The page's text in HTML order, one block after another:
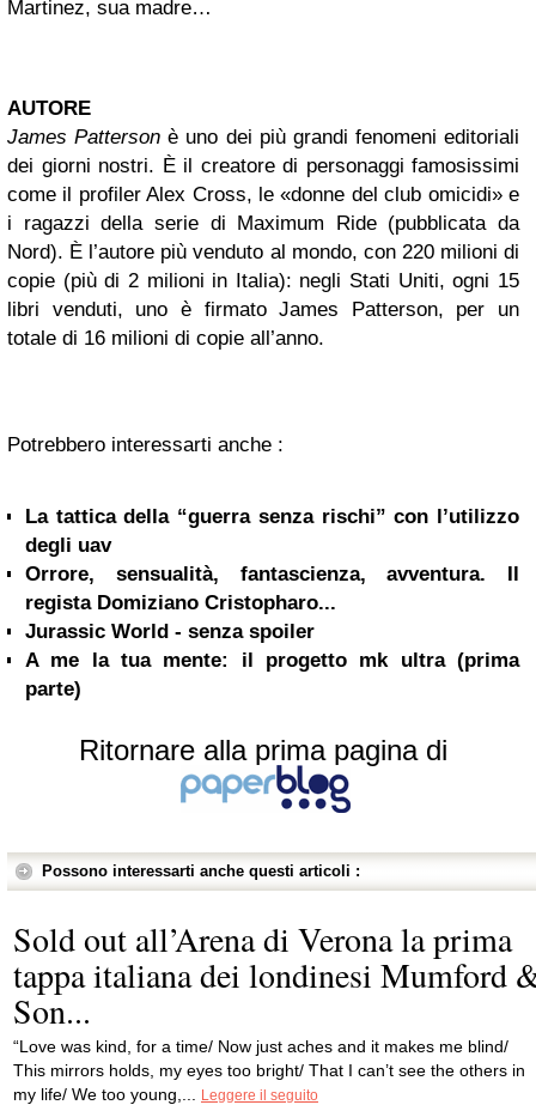
Martinez, sua madre…
AUTORE
James Patterson è uno dei più grandi fenomeni editoriali
dei giorni nostri. È il creatore di personaggi famosissimi
come il profiler Alex Cross, le «donne del club omicidi» e
i ragazzi della serie di Maximum Ride (pubblicata da
Nord). È l’autore più venduto al mondo, con 220 milioni di
copie (più di 2 milioni in Italia): negli Stati Uniti, ogni 15
libri venduti, uno è firmato James Patterson, per un
totale di 16 milioni di copie all’anno.
Potrebbero interessarti anche :
La tattica della “guerra senza rischi” con l’utilizzo
degli uav
Orrore, sensualità, fantascienza, avventura. Il
regista Domiziano Cristopharo...
Jurassic World - senza spoiler
A me la tua mente: il progetto mk ultra (prima
parte)
Ritornare alla prima pagina di
Possono interessarti anche questi articoli :
Sold out all’Arena di Verona la prima
tappa italiana dei londinesi Mumford
Son...
“Love was kind, for a time/ Now just aches and it makes me blind/
This mirrors holds, my eyes too bright/ That I can’t see the others in
my life/ We too young,...
Leggere il seguito